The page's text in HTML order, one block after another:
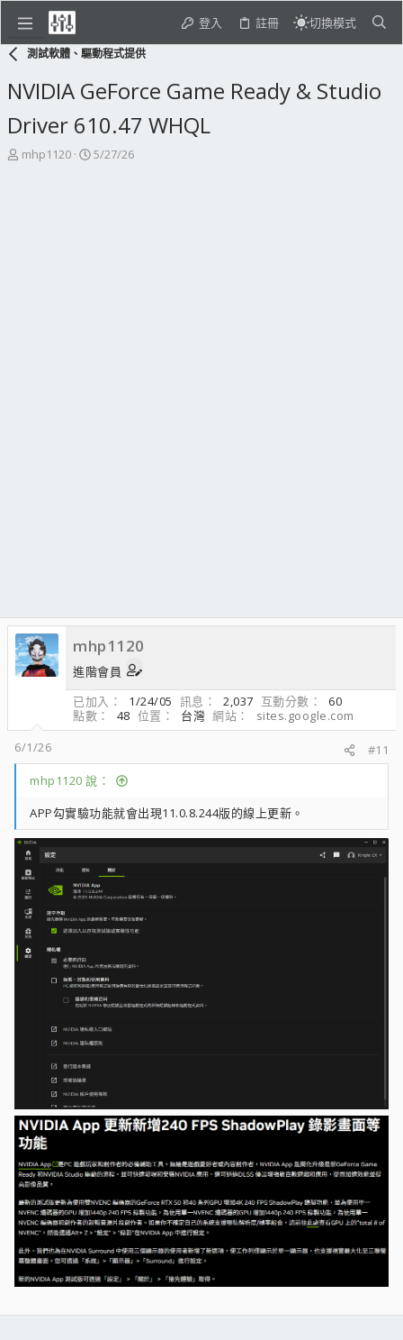
登入 註冊 切換模式
測試軟體、驅動程式提供
NVIDIA GeForce Game Ready & Studio
Driver 610.47 WHQL
主
mhp1120
開
5/27/26
mhp1120
進階會員
已加入
1/24/05 訊息 2,037 互動分數
60
點數
48 位置 台灣 網站
sites.google.com
6/1/26
#11
mhp1120 說：
APP勾實驗功能就會出現11.0.8.244版的線上更新。